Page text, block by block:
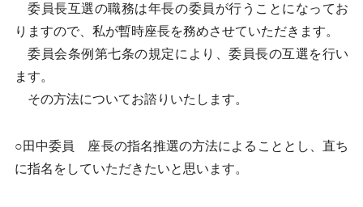
委員長互選の職務は年長の委員が行うことになってお
りますので、私が暫時座長を務めさせていただきます。
委員会条例第七条の規定により、委員長の互選を行い
ます。
その方法についてお諮りいたします。
○田中委員 座長の指名推選の方法によることとし、直ち
に指名をしていただきたいと思います。